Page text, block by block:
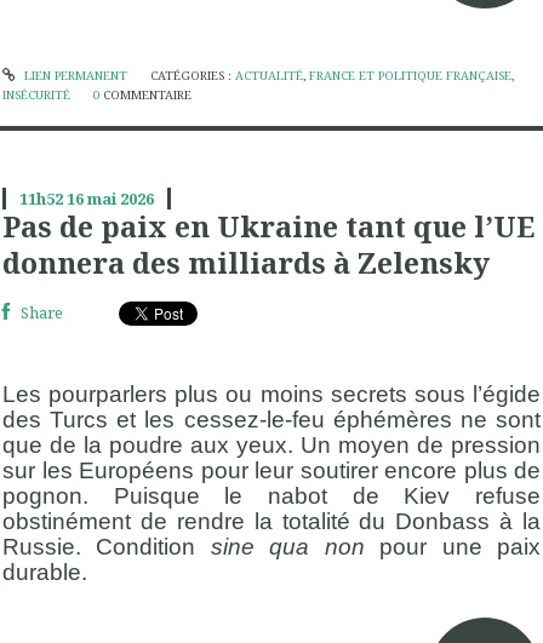
LIEN PERMANENT CATÉGORIES : ACTUALITÉ, FRANCE ET POLITIQUE FRANÇAISE,
INSÉCURITÉ
0 COMMENTAIRE
11h5216mai 2026
Pas de paix en Ukraine tant que l’UE
donnera des milliards à Zelensky
Share
Les pourparlers plus ou moins secrets sous l’égide
des Turcs et les cessez-le-feu éphémères ne sont
que de la poudre aux yeux. Un moyen de pression
sur les Européens pour leur soutirer encore plus de
pognon. Puisque le nabot de Kiev refuse
obstinément de rendre la totalité du Donbass à la
Russie. Condition sine qua non pour une paix
durable.